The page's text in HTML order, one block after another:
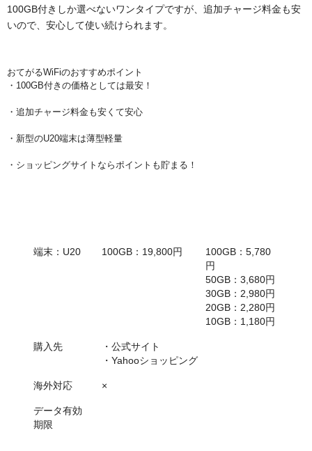
100GB付きしか選べないワンタイプですが、追加チャージ料金も安
いので、安心して使い続けられます。
おてがるWiFiのおすすめポイント
・100GB付きの価格としては最安！
・追加チャージ料金も安くて安心
・新型のU20端末は薄型軽量
・ショッピングサイトならポイントも貯まる！
端末：U20 100GB：19,800円
100GB：5,780
円
50GB：3,680円
30GB：2,980円
20GB：2,280円
10GB：1,180円
購入先
・公式サイト
・Yahooショッピング
海外対応 ×
データ有効
期限